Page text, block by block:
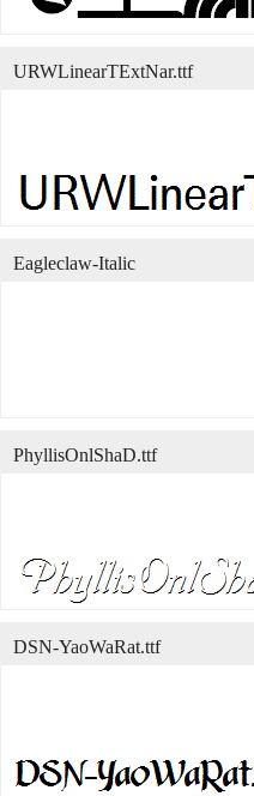
URWLinearTExtNar.ttf
Eagleclaw-Italic
PhyllisOnlShaD.ttf
DSN-YaoWaRat.ttf